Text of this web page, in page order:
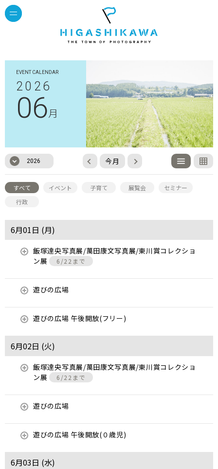
EVENT CALENDAR
2026
06月
2026 今月
すべて イベント 子育て 展覧会
セミナー
行政
6月01日 (月)
飯塚達央写真展/萬田康文写真展/東川賞コレクショ
ン展
6/22まで
遊びの広場
遊びの広場 午後開放(フリー)
6月02日 (火)
飯塚達央写真展/萬田康文写真展/東川賞コレクショ
ン展
6/22まで
遊びの広場
遊びの広場 午後開放(０歳児)
6月03日 (水)